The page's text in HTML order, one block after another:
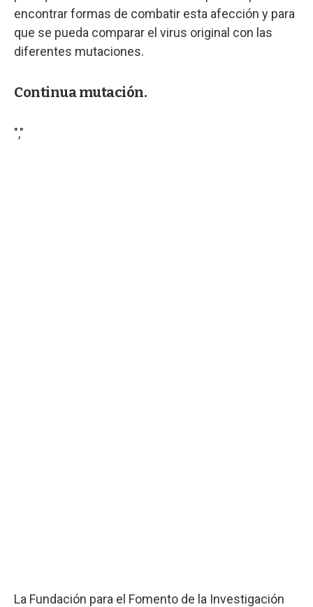
encontrar formas de combatir esta afección y para
que se pueda comparar el virus original con las
diferentes mutaciones.
Continua mutación.
","
La Fundación para el Fomento de la Investigación